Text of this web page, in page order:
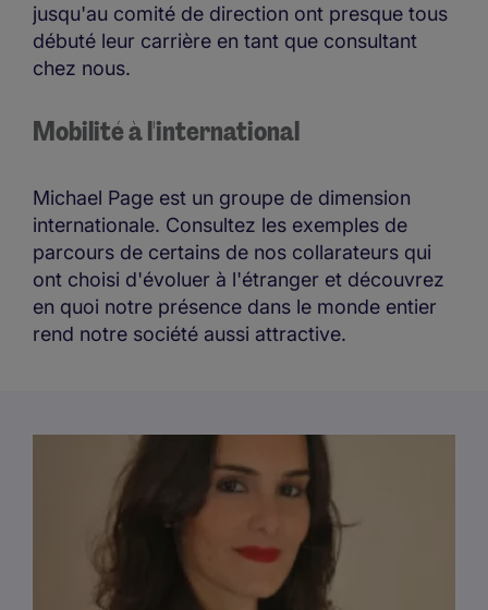
jusqu'au comité de direction ont presque tous
débuté leur carrière en tant que consultant
chez nous.
Mobilité à l'international
Michael Page est un groupe de dimension
internationale. Consultez les exemples de
parcours de certains de nos collarateurs qui
ont choisi d'évoluer à l'étranger et découvrez
en quoi notre présence dans le monde entier
rend notre société aussi attractive.